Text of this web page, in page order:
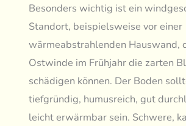
Besonders wichtig ist ein
Standort, beispielsweise vor einer
wärmeabstrahlenden Hauswand,
Ostwinde im Frühjahr die zarten
schädigen können. Der Boden
tiefgründig, humusreich, gut
leicht erwärmbar sein. Schwere,